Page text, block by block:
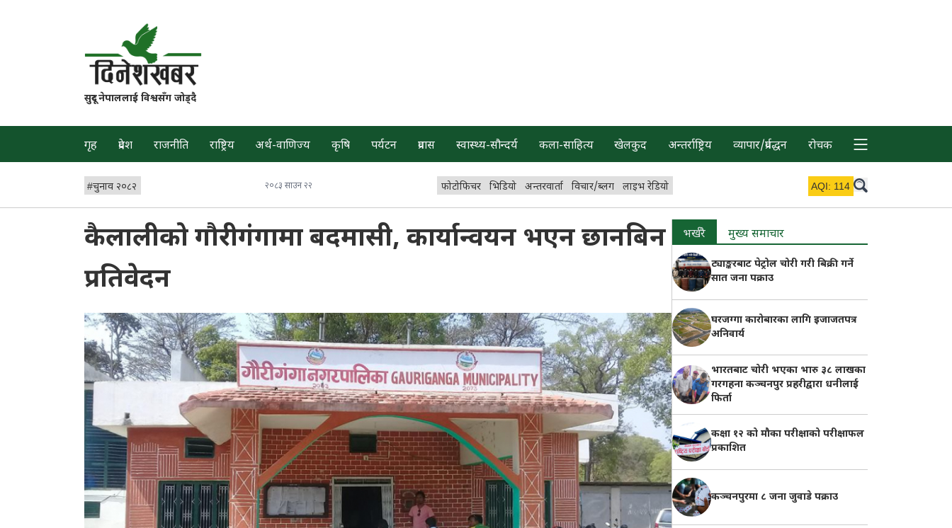
सुदूर नेपाललाई विश्वसँग जोड्दै
गृह प्रदेश राजनीति राष्ट्रिय अर्थ-वाणिज्य कृषि पर्यटन प्रवास स्वास्थ्य-सौन्दर्य कला-साहित्य खेलकुद अन्तर्राष्ट्रिय व्यापार/प्रर्वद्धन रोचक
#चुनाव २०८२ २०८३ साउन २२ फोटोफिचर भिडियो अन्तरवार्ता विचार/ब्लग लाइभ रेडियो AQI: 114
कैलालीको गौरीगंगामा बदमासी, कार्यान्वयन भएन छानबिन
प्रतिवेदन
भर्खरै मुख्य समाचार
ट्याङ्करबाट पेट्रोल चोरी गरी बिक्री गर्ने
सात जना पक्राउ
घरजग्गा कारोबारका लागि इजाजतपत्र
अनिवार्य
भारतबाट चोरी भएका भारु ३८ लाखका
गरगहना कञ्चनपुर प्रहरीद्वारा धनीलाई
फिर्ता
कक्षा १२ को मौका परीक्षाको परीक्षाफल
प्रकाशित
कञ्चनपुरमा ८ जना जुवाडे पक्राउ